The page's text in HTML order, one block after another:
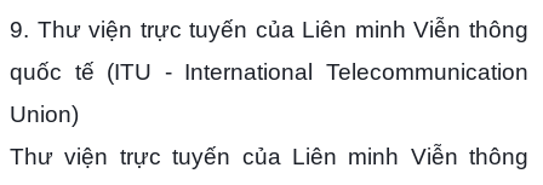
9. Thư viện trực tuyến của Liên minh Viễn thông
quốc tế (ITU - International Telecommunication
Union)
Thư viện trực tuyến của Liên minh Viễn thông